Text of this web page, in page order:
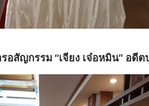
อสัญกรรม “เจียง เจ๋อหมิน” อดี